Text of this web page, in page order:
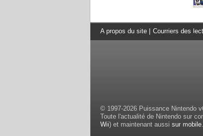
A propos du site Courriers des
© 1997-2026 Puissance Nintendo
Toute l'actualité de Nintendo sur
Wii) et maintenant aussi sur mobile.